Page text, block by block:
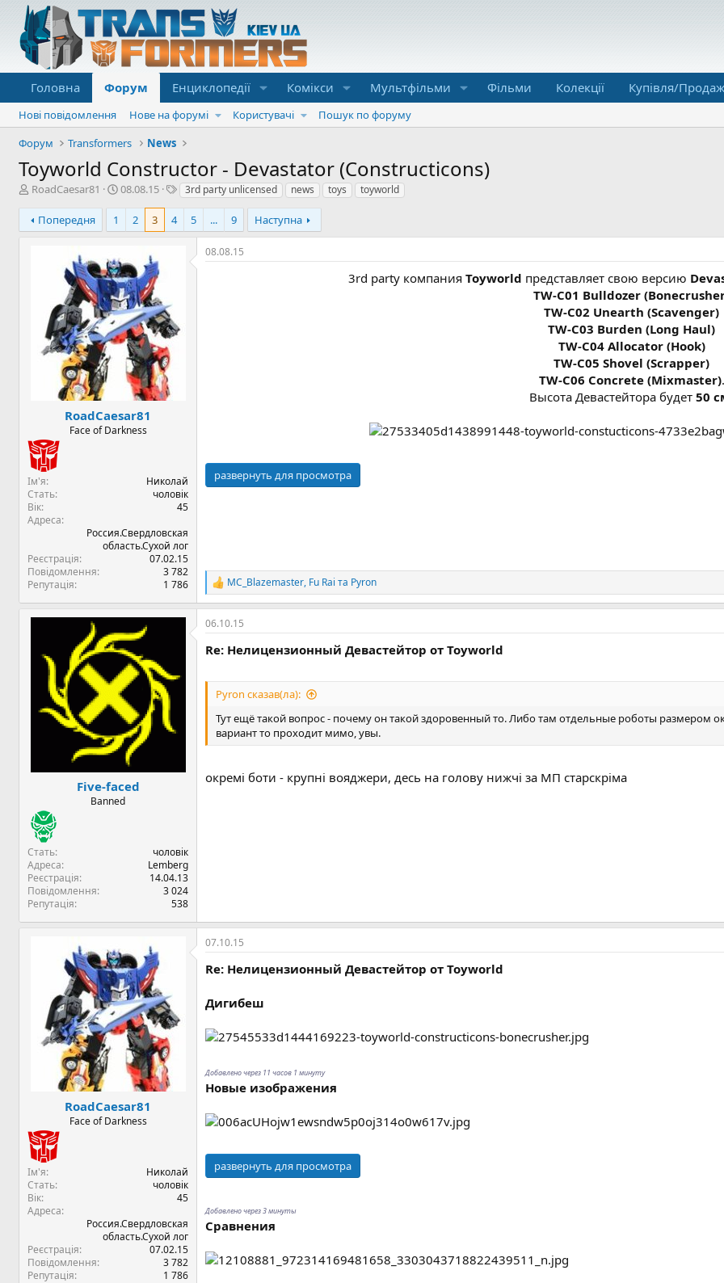
Головна Форум Енциклопедії Комікси Мультфільми Фільми Колекції Купівля/
Нові повідомлення Нове на форумі Користувачі
Пошук по форуму
Форум
Transformers News
Toyworld Constructor - Devastator (Constructicons)
А
т
о
RoadCaesar81
Д
а
т
в
о
р
е
н
н
я
08.08.15
Т
и
3rd party unlicensed news toys toyworld
Попередня 1 2 3 4 5 ... 9 Наступна
RoadCaesar81
Face of Darkness
Ім'я
Николай
Стать
чоловік
Вік
45
Адреса
Россия.Свердловская
область.Сухой лог
Реєстрація
07.02.15
Повідомлення
3 782
Репутація
1 786
08.08.15
3rd party компанияToyworld представляет свою версию
TW-C01 Bulldozer
TW-C02 Unearth (Scavenger)
TW-C03 Burden (Long Haul)
TW-C04 Allocator (Hook)
TW-C05 Shovel (Scrapper)
TW-C06 Concrete (Mixmaster).
Высота Девастейтора будет50
развернуть для просмотра
Р
е
а
к
і
MC_Blazemaster, Fu Rai та Pyron
Five-faced
Banned
Стать
чоловік
Адреса
Lemberg
Реєстрація
14.04.13
Повідомлення
3 024
Репутація
538
06.10.15
Re: Нелицензионный Девастейтор от Toyworld
Pyron сказав(ла):
Тут ещё такой вопрос - почему он такой здоровенный то. Либо там отдельные роботы размером
вариант то проходит мимо, увы.
окремі боти - крупні вояджери, десь на голову нижчі за МП старскріма
RoadCaesar81
Face of Darkness
Ім'я
Николай
Стать
чоловік
Вік
45
Адреса
Россия.Свердловская
область.Сухой лог
Реєстрація
07.02.15
Повідомлення
3 782
Репутація
1 786
07.10.15
Re: Нелицензионный Девастейтор от Toyworld
Дигибеш
Добавлено через 11 часов 1 минуту
Новые изображения
развернуть для просмотра
Добавлено через 3 минуты
Сравнения